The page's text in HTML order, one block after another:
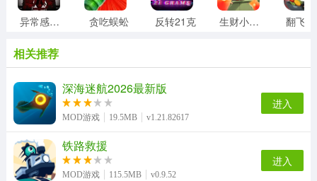
异常感染最新版 贪吃蜈蚣 反转21克 生财小菜园
相关推荐
深海迷航2026最新版
MOD游戏 19.5MB v1.21.82617
进入
铁路救援
MOD游戏 115.5MB v0.9.52
进入